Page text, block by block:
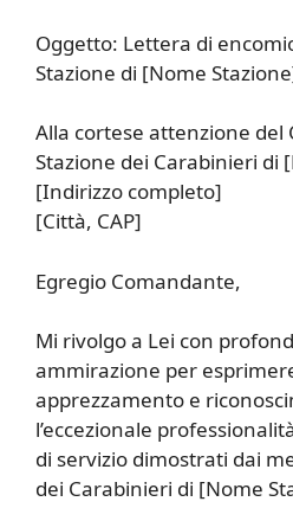
Oggetto: Lettera di
Stazione di [Nome
Alla cortese attenzione del
Stazione dei Carabinieri di
[Indirizzo completo]
[Città, CAP]
Egregio Comandante,
Mi rivolgo a Lei con
ammirazione per
apprezzamento e
l’eccezionale
di servizio dimostrati dai
dei Carabinieri di [Nome